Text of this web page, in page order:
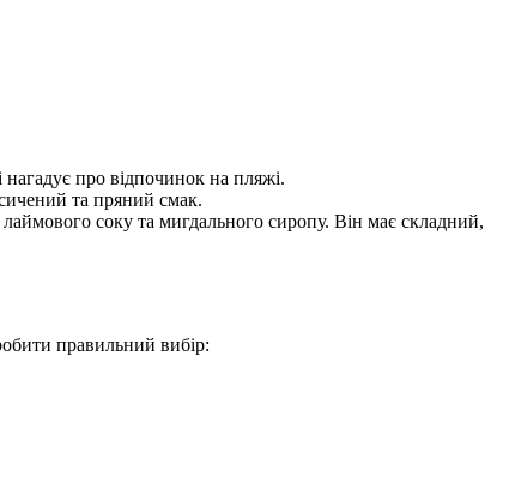
про відпочинок на пляжі.
та пряний смак.
соку та мигдального сиропу. Він має складний,
правильний вибір: